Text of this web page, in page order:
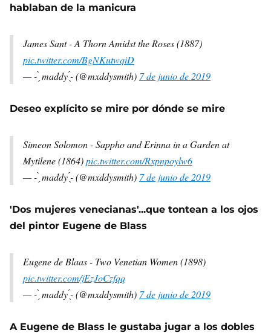
hablaban de la manicura
James Sant - A Thorn Amidst the Roses (1887)
pic.twitter.com/BgNKutwqiD
— - ̗̀ maddy ̖́- (@mxddysmith) 7 de junio de 2019
Deseo explícito se mire por dónde se mire
Simeon Solomon - Sappho and Erinna in a Garden at
Mytilene (1864)pic.twitter.com/Rxpnpoylw6
— - ̗̀ maddy ̖́- (@mxddysmith) 7 de junio de 2019
'Dos mujeres venecianas'...que tontean a los ojos
del pintor Eugene de Blass
Eugene de Blaas - Two Venetian Women (1898)
pic.twitter.com/jEzJoCzfqq
— - ̗̀ maddy ̖́- (@mxddysmith) 7 de junio de 2019
A Eugene de Blass le gustaba jugar a los dobles